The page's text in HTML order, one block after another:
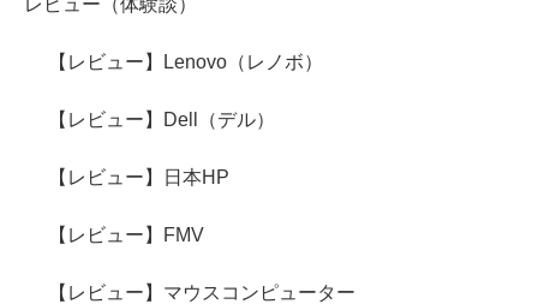
【レビュー】Lenovo（レノボ）
【レビュー】Dell（デル）
【レビュー】日本HP
【レビュー】FMV
【レビュー】マウスコンピューター